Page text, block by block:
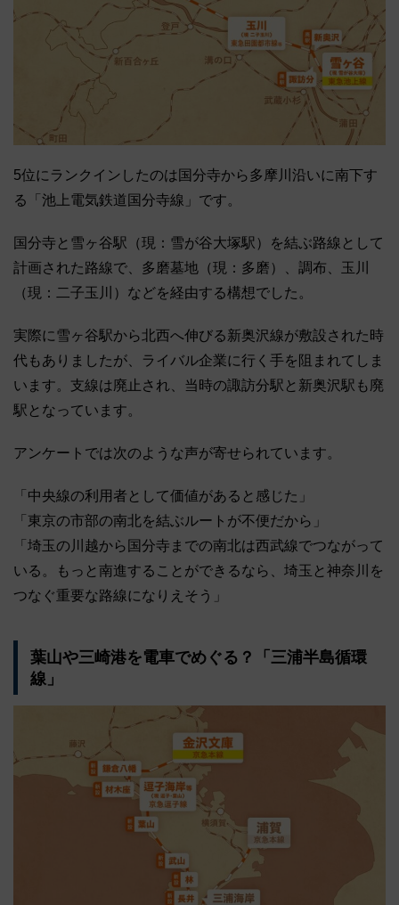
5位にランクインしたのは国分寺から多摩川沿いに南下す
る「池上電気鉄道国分寺線」です。
国分寺と雪ヶ谷駅（現：雪が谷大塚駅）を結ぶ路線として
計画された路線で、多磨墓地（現：多磨）、調布、玉川
（現：二子玉川）などを経由する構想でした。
実際に雪ヶ谷駅から北西へ伸びる新奥沢線が敷設された時
代もありましたが、ライバル企業に行く手を阻まれてしま
います。支線は廃止され、当時の諏訪分駅と新奥沢駅も廃
駅となっています。
アンケートでは次のような声が寄せられています。
「中央線の利用者として価値があると感じた」
「東京の市部の南北を結ぶルートが不便だから」
「埼玉の川越から国分寺までの南北は西武線でつながって
いる。もっと南進することができるなら、埼玉と神奈川を
つなぐ重要な路線になりえそう」
葉山や三崎港を電車でめぐる？「三浦半島循環
線」